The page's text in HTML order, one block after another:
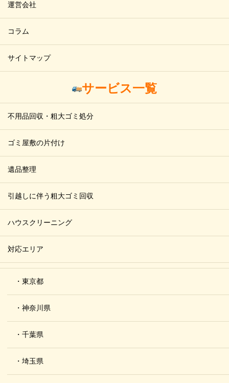
運営会社
コラム
サイトマップ
サービス一覧
不用品回収・粗大ゴミ処分
ゴミ屋敷の片付け
遺品整理
引越しに伴う粗大ゴミ回収
ハウスクリーニング
対応エリア
・東京都
・神奈川県
・千葉県
・埼玉県